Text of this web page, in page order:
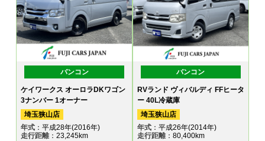
バンコン
ケイワークス オーロラDKワゴン
3ナンバー 1オーナー
埼玉狭山店
年式 ：平成28年(2016年)
走行距離：23,245km
バンコン
RVランド ヴィバルディ FFヒータ
ー 40L冷蔵庫
埼玉狭山店
年式：平成26年(2014年)
走行距離：80,400km